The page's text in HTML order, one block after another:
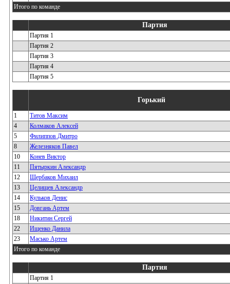
Итого по команде
Партия
Партия 1
Партия 2
Партия 3
Партия 4
Партия 5
Горький
1
Титов Максим
4
Колмаков Алексей
5
Филиппов Дмитро
8
Железняков Павел
10
Конев Виктор
11
Пятыркин Александр
12
Щербаков Михаил
13
Целищев Александр
14
Кульков Денис
15
Довгань Артем
18
Никитин Сергей
22
Ищенко Данила
23
Масько Артем
Итого по команде
Партия
Партия 1